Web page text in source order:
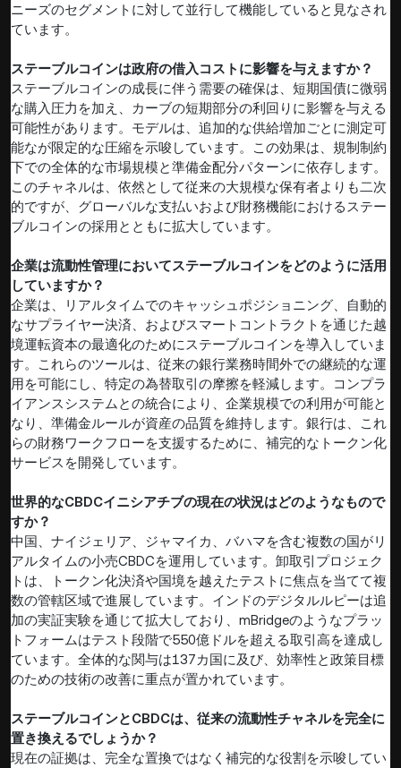
ニーズのセグメントに対して並行して機能していると見なされ
ています。
ステーブルコインは政府の借入コストに影響を与えますか？
ステーブルコインの成長に伴う需要の確保は、短期国債に微弱
な購入圧力を加え、カーブの短期部分の利回りに影響を与える
可能性があります。モデルは、追加的な供給増加ごとに測定可
能なが限定的な圧縮を示唆しています。この効果は、規制制約
下での全体的な市場規模と準備金配分パターンに依存します。
このチャネルは、依然として従来の大規模な保有者よりも二次
的ですが、グローバルな支払いおよび財務機能におけるステー
ブルコインの採用とともに拡大しています。
企業は流動性管理においてステーブルコインをどのように活用
していますか？
企業は、リアルタイムでのキャッシュポジショニング、自動的
なサプライヤー決済、およびスマートコントラクトを通じた越
境運転資本の最適化のためにステーブルコインを導入していま
す。これらのツールは、従来の銀行業務時間外での継続的な運
用を可能にし、特定の為替取引の摩擦を軽減します。コンプラ
イアンスシステムとの統合により、企業規模での利用が可能と
なり、準備金ルールが資産の品質を維持します。銀行は、これ
らの財務ワークフローを支援するために、補完的なトークン化
サービスを開発しています。
世界的なCBDCイニシアチブの現在の状況はどのようなもので
すか？
中国、ナイジェリア、ジャマイカ、バハマを含む複数の国がリ
アルタイムの小売CBDCを運用しています。卸取引プロジェク
トは、トークン化決済や国境を越えたテストに焦点を当てて複
数の管轄区域で進展しています。インドのデジタルルピーは追
加の実証実験を通じて拡大しており、mBridgeのようなプラッ
トフォームはテスト段階で550億ドルを超える取引高を達成し
ています。全体的な関与は137カ国に及び、効率性と政策目標
のための技術の改善に重点が置かれています。
ステーブルコインとCBDCは、従来の流動性チャネルを完全に
置き換えるでしょうか？
現在の証拠は、完全な置換ではなく補完的な役割を示唆してい